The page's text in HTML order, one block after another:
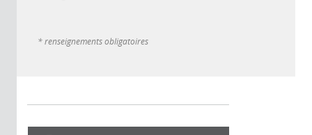
* renseignements obligatoires